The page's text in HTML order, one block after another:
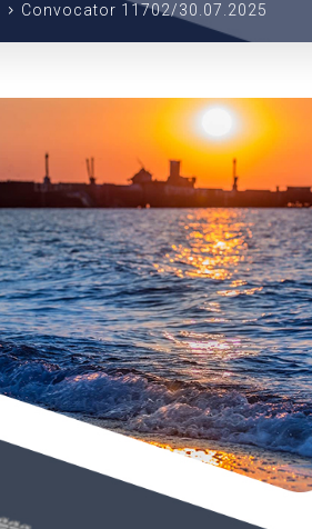
Convocator 11702/30.07.2025